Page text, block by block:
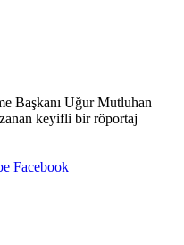
Başkanı Uğur Mutluhan
keyifli bir röportaj
Facebook